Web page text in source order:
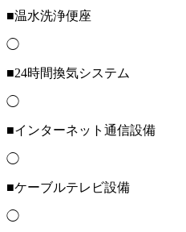
■温水洗浄便座
◯
■24時間換気システム
◯
■インターネット通信設備
◯
■ケーブルテレビ設備
◯